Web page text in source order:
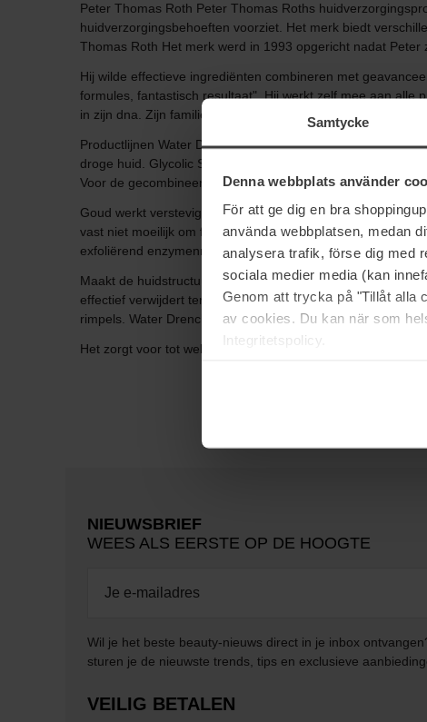
Samtycke
Denna webbplats använder
För att ge dig en bra
använda webbplatsen, medan
analysera trafik, förse dig med
sociala medier media (kan
Genom att trycka på "Tillåt alla
av cookies. Du kan när som
Integritetspolicy.
Peter Thomas Roth Peter Thomas Roths
huidverzorgingsbehoeften voorziet. Het merk biedt
Thomas Roth Het merk werd in 1993 opgericht nadat
Hij wilde effectieve ingrediënten combineren met
formules, fantastisch resultaat". Hij werkt zelf mee aan alle
in zijn dna. Zijn familie bezat in de 19e eeuw twee
Productlijnen Water Drench - Drenk je huid in hydraterend
droge huid. Glycolic Solutions - Een reeks producten met
Voor de gecombineerde tot vettere huid. 24K Gold - Met
Goud werkt verstevigend en doet de huid naar verloop
vast niet moeilijk om favorieten te vinden bij Peter Thomas
exfoliërend enzymenmasker dat dode huidcellen
Maakt de huidstructuur glad, bevordert de celvernieuwing
effectief verwijdert terwijl het diep in de poriën doorwerkt
rimpels. Water Drench Cloud Creme. Een hydraterende
Het zorgt voor tot wel 72 uur intensieve hydratatie en een
NIEUWSBRIEF
WEES ALS EERSTE OP DE HOOGTE
Wil je het beste beauty-nieuws direct in je inbox
sturen je de nieuwste trends, tips en exclusieve
VEILIG BETALEN